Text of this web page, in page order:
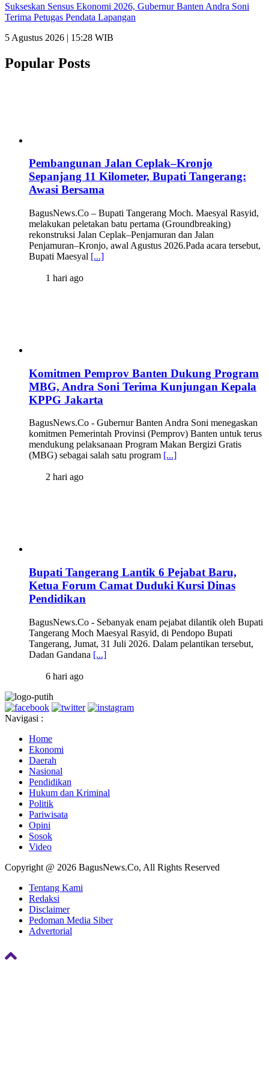
Sukseskan Sensus Ekonomi 2026, Gubernur Banten Andra Soni
Terima Petugas Pendata Lapangan
5 Agustus 2026 | 15:28 WIB
Popular Posts
Pembangunan Jalan Ceplak–Kronjo
Sepanjang 11 Kilometer, Bupati Tangerang:
Awasi Bersama
BagusNews.Co – Bupati Tangerang Moch. Maesyal Rasyid,
melakukan peletakan batu pertama (Groundbreaking)
rekonstruksi Jalan Ceplak–Penjamuran dan Jalan
Penjamuran–Kronjo, awal Agustus 2026.Pada acara tersebut,
Bupati Maesyal [...]
1 hari ago
Komitmen Pemprov Banten Dukung Program
MBG, Andra Soni Terima Kunjungan Kepala
KPPG Jakarta
BagusNews.Co - Gubernur Banten Andra Soni menegaskan
komitmen Pemerintah Provinsi (Pemprov) Banten untuk terus
mendukung pelaksanaan Program Makan Bergizi Gratis
(MBG) sebagai salah satu program [...]
2 hari ago
Bupati Tangerang Lantik 6 Pejabat Baru,
Ketua Forum Camat Duduki Kursi Dinas
Pendidikan
BagusNews.Co - Sebanyak enam pejabat dilantik oleh Bupati
Tangerang Moch Maesyal Rasyid, di Pendopo Bupati
Tangerang, Jumat, 31 Juli 2026. Dalam pelantikan tersebut,
Dadan Gandana [...]
6 hari ago
Navigasi :
Home
Ekonomi
Daerah
Nasional
Pendidikan
Hukum dan Kriminal
Politik
Pariwisata
Opini
Sosok
Video
Copyright @ 2026 BagusNews.Co, All Rights Reserved
Tentang Kami
Redaksi
Disclaimer
Pedoman Media Siber
Advertorial